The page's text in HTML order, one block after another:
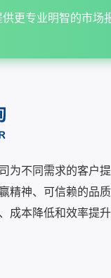
更专业明智的市场
为不同需求的客户
精神、可信赖的品
成本降低和效率提